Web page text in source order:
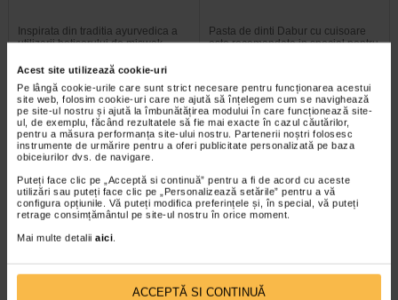
Acest site utilizează cookie-uri
Pe lângă cookie-urile care sunt strict necesare pentru funcționarea acestui
site web, folosim cookie-uri care ne ajută să înțelegem cum se navighează
pe site-ul nostru și ajută la îmbunătățirea modului în care funcționează site-
ul, de exemplu, făcând rezultatele să fie mai exacte în cazul căutărilor,
pentru a măsura performanța site-ului nostru. Partenerii noștri folosesc
instrumente de urmărire pentru a oferi publicitate personalizată pe baza
obiceiurilor dvs. de navigare.
Puteți face clic pe „Acceptă si continuă” pentru a fi de acord cu aceste
utilizări sau puteți face clic pe „Personalizează setările” pentru a vă
configura opțiunile. Vă puteți modifica preferințele și, în special, vă puteți
retrage consimțământul pe site-ul nostru în orice moment.
Mai multe detalii aici.
ACCEPTĂ SI CONTINUĂ
Inspirata din traditia ayurvedica a
utilizarii betisorului de miswak,
Pasta de dinti Dabur cu cuisoare
este recomandata in special pentru
Plătești 2, primești 3
Pasta de dinti albire cu
Carbune Activ, fara fluor, 100…
Plătești 2, primești 3
Pasta de dinti cu efect
antibacterian cu Neem, fara…